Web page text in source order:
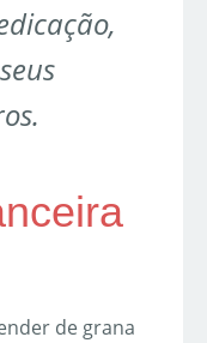
de grana